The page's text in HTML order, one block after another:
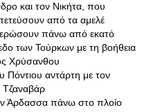
και τον Νικήτα, που
από τα αμελέ
πάνω από εκατό
των Τούρκων με τη βοήθεια
Χρύσανθου
Πόντιου αντάρτη με τον
Τζαναβάρ
Άρδασσα πάνω στο πλοίο